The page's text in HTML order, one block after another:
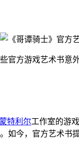
方游戏艺术书
蒙特利尔工作室的游
今，官方艺术书